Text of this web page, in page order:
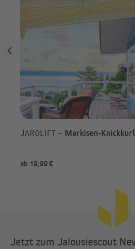
JAROLIFT – Markisen-
ab 19,99 €
Jetzt zum Jalousiescout